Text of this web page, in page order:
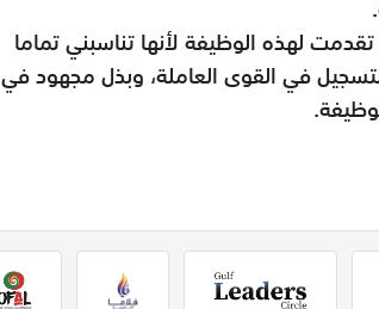
لهذه الوظيفة لأنها تناسبني تماما
في القوى العاملة، وبذل مجهود في